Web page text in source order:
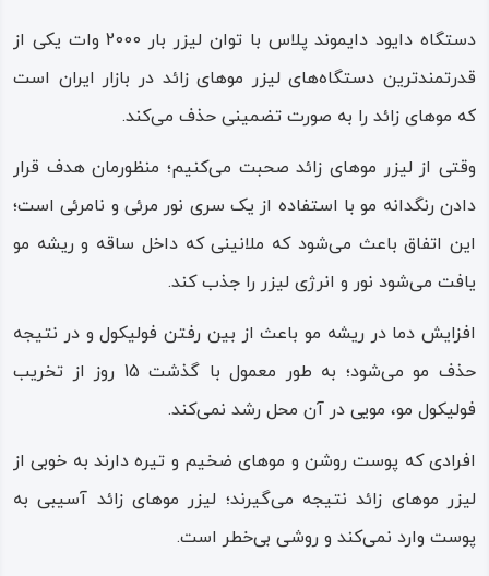
دستگاه دایود دایموند پلاس با توان لیزر بار 2000 وات یکی از
قدرتمندترین دستگاه‌های لیزر موهای زائد در بازار ایران است
که موهای زائد را به صورت تضمینی حذف می‌کند.
وقتی از لیزر موهای زائد صحبت می‌کنیم؛ منظورمان هدف قرار
دادن رنگدانه مو با استفاده از یک سری نور مرئی و نامرئی است؛
این اتفاق باعث می‌شود که ملانینی که داخل ساقه و ریشه مو
یافت می‌شود نور و انرژی لیزر را جذب کند.
افزایش دما در ریشه مو باعث از بین رفتن فولیکول و در نتیجه
حذف مو می‌شود؛ به طور معمول با گذشت 15 روز از تخریب
فولیکول مو، مویی در آن محل رشد نمی‌کند.
افرادی که پوست روشن و موهای ضخیم و تیره دارند به خوبی از
لیزر موهای زائد نتیجه می‌گیرند؛ لیزر موهای زائد آسیبی به
پوست وارد نمی‌کند و روشی بی‌خطر است.